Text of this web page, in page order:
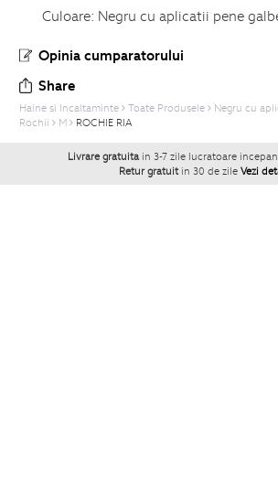
Culoare: Negru cu aplicatii pene
Opinia cumparatorului
Share
Haine si Incaltaminte Toate Produsele
Negru cu
Rochii
M ROCHIE RIA
Livrare gratuita in 3-7 zile lucratoare
Retur gratuit in 30 de zile Vezi